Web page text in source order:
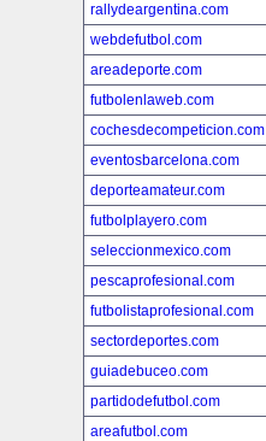
rallydeargentina.com
webdefutbol.com
areadeporte.com
futbolenlaweb.com
cochesdecompeticion.com
eventosbarcelona.com
deporteamateur.com
futbolplayero.com
seleccionmexico.com
pescaprofesional.com
futbolistaprofesional.com
sectordeportes.com
guiadebuceo.com
partidodefutbol.com
areafutbol.com